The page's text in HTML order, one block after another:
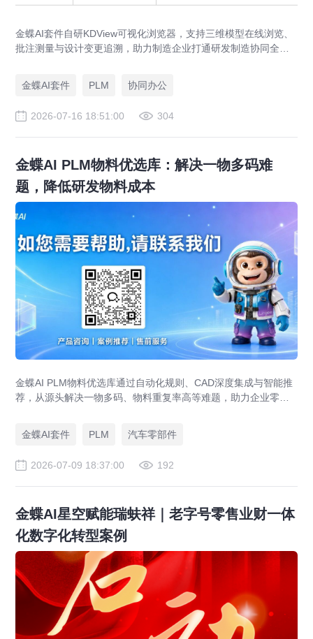
金蝶AI套件自研KDView可视化浏览器，支持三维模型在线浏览、
批注测量与设计变更追溯，助力制造企业打通研发制造协同全链
金蝶AI套件
PLM 协同办公
2026-07-16 18:51:00 304
金蝶AI PLM物料优选库：解决一物多码难
题，降低研发物料成本
金蝶AI PLM物料优选库通过自动化规则、CAD深度集成与智能推
荐，从源头解决一物多码、物料重复率高等难题，助力企业零部
金蝶AI套件
PLM 汽车零部件
2026-07-09 18:37:00 192
金蝶AI星空赋能瑞蚨祥｜老字号零售业财一体
化数字化转型案例